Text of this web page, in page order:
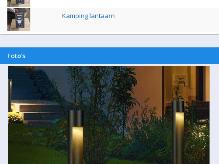
Kamping lantaarn
Foto's